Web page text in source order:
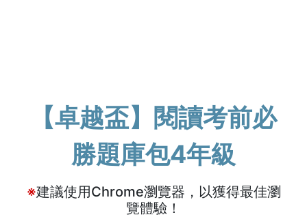
【卓越盃】閱讀考前必
勝題庫包4年級
※建議使用Chrome瀏覽器，以獲得最佳瀏
覽體驗！